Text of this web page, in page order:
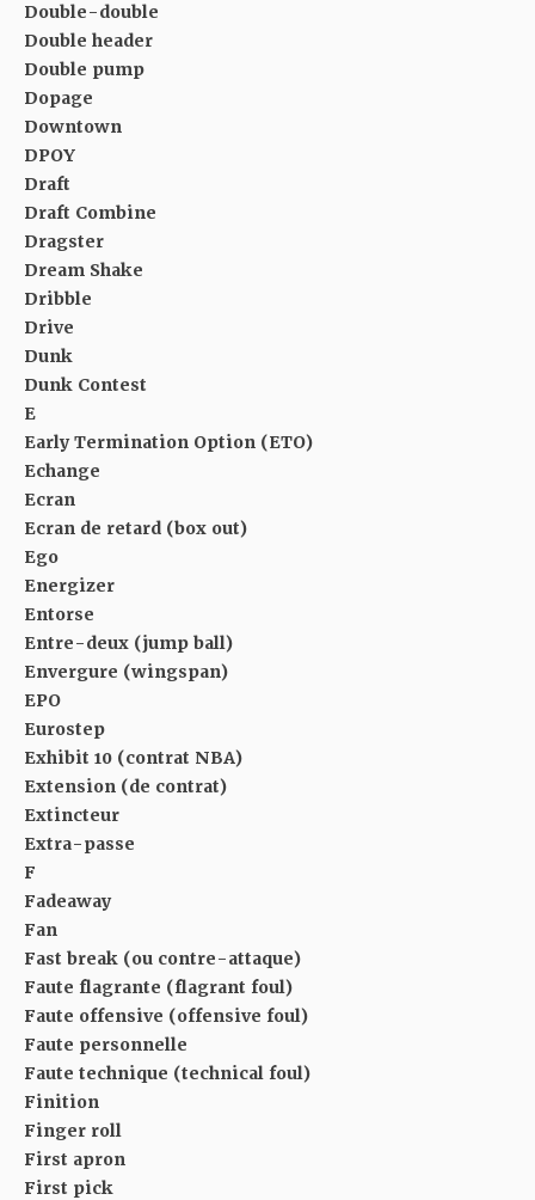
Double-double
Double header
Double pump
Dopage
Downtown
DPOY
Draft
Draft Combine
Dragster
Dream Shake
Dribble
Drive
Dunk
Dunk Contest
E
Early Termination Option (ETO)
Echange
Ecran
Ecran de retard (box out)
Ego
Energizer
Entorse
Entre-deux (jump ball)
Envergure (wingspan)
EPO
Eurostep
Exhibit 10 (contrat NBA)
Extension (de contrat)
Extincteur
Extra-passe
F
Fadeaway
Fan
Fast break (ou contre-attaque)
Faute flagrante (flagrant foul)
Faute offensive (offensive foul)
Faute personnelle
Faute technique (technical foul)
Finition
Finger roll
First apron
First pick